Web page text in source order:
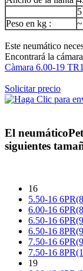
5
Peso en kg :
~
Este neumático
Encontrará la
Càmara 6.00-19
Solicitar precio
El neumático
siguientes
16
5.50-16
6.00-16
6.50-16
6.50-16
7.50-16
7.50-16
19